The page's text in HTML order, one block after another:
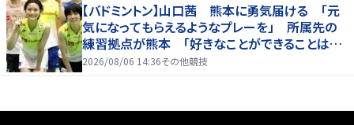
【バドミントン】山口茜 熊本に勇気届ける 「元
気になってもらえるようなプレーを」 所属先の
練習拠点が熊本 「好きなことができることは当
たり前じゃない」
2026/08/06 14:36その他競技